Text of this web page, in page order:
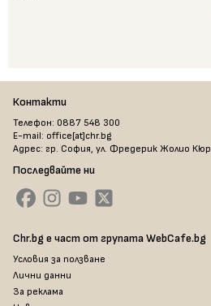
Контакти
Телефон: 0887 548 300
E-mail: office[at]chr.bg
Адрес: гр. София, ул. Фредерик Жолио
Последвайте ни
Chr.bg е част от групата WebCafe.bg
Условия за ползване
Лични данни
За реклама